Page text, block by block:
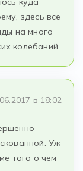
здесь все
на много
колебаний.
в 18:02
Уж
того о чем